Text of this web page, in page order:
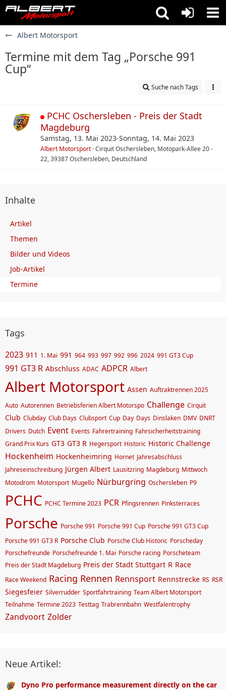
Albert Motorsport
Termine mit dem Tag „Porsche 991
Cup“
Suche nach Tags
PCHC Oschersleben - Preis der Stadt
Magdeburg
Samstag, 13. Mai 2023-Sonntag, 14. Mai 2023
Albert Motorsport Cirquit Oschersleben, Motopark-Allee 20 -
22, 39387 Oschersleben, Deutschland
Inhalte
Artikel
Themen
Bilder und Videos
Job-Artikel
Termine
Tags
2023 911 1. Mai 991 964 993 997 992 996 2024 991 GT3 Cup
991 GT3 R Abschluss ADAC ADPCR Albert
Albert Motorsport Assen Auftraktrennen 2025
Auto Autorennen Betriebsferien Albert Motorspo Challenge Cirquit
Club Clubday Club Days Clubsport Cup Day Days Dinslaken DMV DNRT
Drivers Dutch Event Events Fahrertraining Fahrsicherheitstraining
Grand Prix Kurs GT3 GT3 R Hegersport Historic Historic Challenge
Hockenheim Hockenheimring Hornet Jahresabschluss
Jahreseinschreibung Jürgen Albert Lausitzring Magdeburg Mittwoch
Motodrom Motorsport Mugello Nürburgring Oschersleben P9
PCHC PCHC Termine 2023 PCR Pfingsrennen Pinksterraces
Porsche Porsche 991 Porsche 991 Cup Porsche 991 GT3 Cup
Porsche 991 GT3 R Porsche Club Porsche Club Historic Porscheday
Porschefreunde Porschefreunde 1. Mai Porsche racing Porscheteam
Preis der Stadt Magdeburg Preis der Stadt Stuttgart R Race
Race Weekend Racing Rennen Rennsport Rennstrecke RS RSR
Siegesfeier Silverrudder Sportfahrtraining Team Albert Motorsport
Teilnahme Termine 2023 Testtag Trabrennbahn Westfalentrophy
Zandvoort Zolder
Neue Artikel:
Dyno Pro performance measurement directly on the car